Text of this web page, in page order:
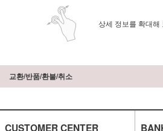
상세 정보를 확대해
교환/반품/환불/취소
CUSTOMER CENTER